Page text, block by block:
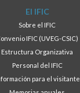
El IFIC
Sobre el IFIC
IFIC (UVEG-CSIC)
Estructura Organizativa
Personal del IFIC
para el visitante